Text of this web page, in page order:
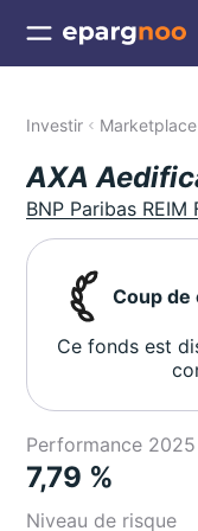
Investir Marketplace
AXA
BNP Paribas REIM
Coup de
Ce fonds est
Performance
7,79 %
Niveau de risque